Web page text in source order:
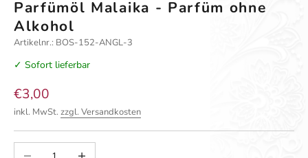
Parfümöl Malaika - Parfüm ohne
Alkohol
Artikelnr.: BOS-152-ANGL-3
✓ Sofort lieferbar
Angebot
€3,00
inkl. MwSt. zzgl. Versandkosten
Anzahl verringernAnzahl erhöhen